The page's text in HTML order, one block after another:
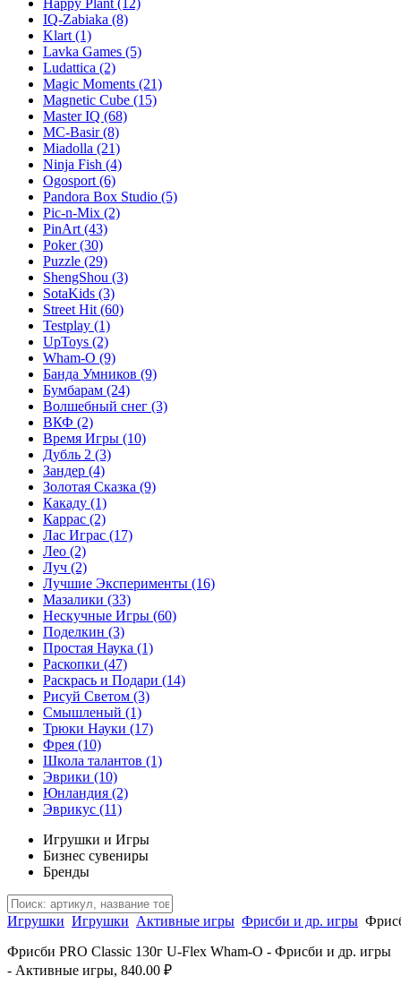
Happy Plant (12)
IQ-Zabiaka (8)
Klart (1)
Lavka Games (5)
Ludattica (2)
Magic Moments (21)
Magnetic Cube (15)
Master IQ (68)
MC-Basir(8)
Miadolla (21)
Ninja Fish (4)
Ogosport (6)
Pandora Box Studio (5)
Pic-n-Mix (2)
PinArt (43)
Poker(30)
Puzzle (29)
ShengShou (3)
SotaKids (3)
Street Hit (60)
Testplay (1)
UpToys (2)
Wham-O (9)
Банда Умников (9)
Бумбарам (24)
Волшебный снег (3)
ВКФ (2)
Время Игры (10)
Дубль 2 (3)
Зандер (4)
Золотая Сказка (9)
Какаду (1)
Каррас (2)
Лас Играс (17)
Лео (2)
Луч (2)
Лучшие Эксперименты (16)
Мазалики (33)
Нескучные Игры (60)
Поделкин (3)
Простая Наука (1)
Раскопки (47)
Раскрась и Подари (14)
Рисуй Светом (3)
Смышленый (1)
Трюки Науки (17)
Фрея (10)
Школа талантов (1)
Эврики (10)
Юнландия (2)
Эврикус (11)
Игрушки и Игры
Бизнес сувениры
Бренды
Игрушки Игрушки Активные игры Фрисби и др. игры
Фрисби PRO Classic 130г U-Flex Wham-O - Фрисби и др. игры
- Активные игры, 840.00 ₽